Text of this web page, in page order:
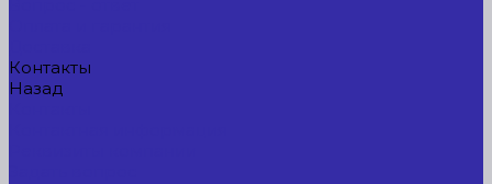
Контакты
Назад